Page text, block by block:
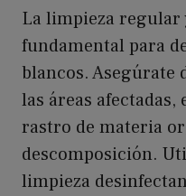
La limpieza regular
fundamental para
blancos. Asegúrate
las áreas
rastro de materia
descomposición.
limpieza